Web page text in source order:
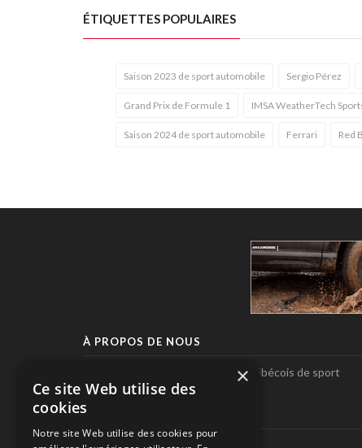
ÉTIQUETTES POPULAIRES
Saison 2023 de sport automobile Sergio Pérez
Grand Prix de Formule 1 IMSA WeatherTech
Saison 2024 de sport automobile Ferrari Red
À PROPOS DE NOUS
Pole-Position, le seul magazine québécois de sport
automobile.
SUIVEZ-NOUS
×
Ce site Web utilise des
cookies
Notre site Web utilise des cookies pour